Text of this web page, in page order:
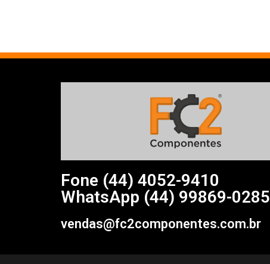
Fone (44) 4052-9410
WhatsApp (44) 99869-0285
vendas@fc2componentes.com.br